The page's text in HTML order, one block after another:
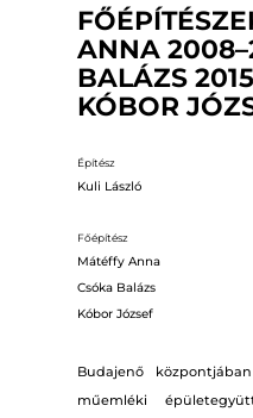
ANNA
BALÁZS
KÓBOR
Építész
Kuli László
Főépítész
Mátéffy Anna
Csóka Balázs
Kóbor József
Budajenő
műemléki